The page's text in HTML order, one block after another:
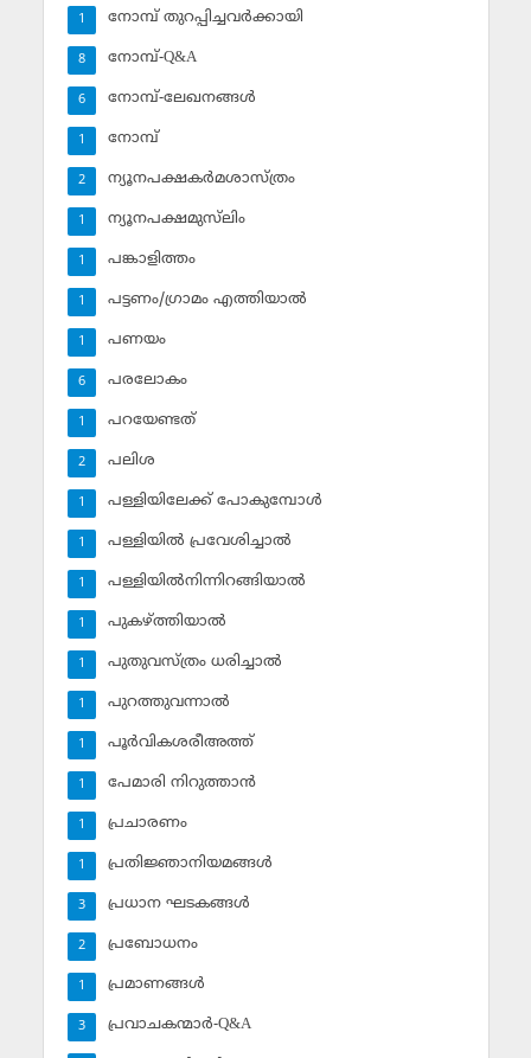
നോമ്പ് തുറപ്പിച്ചവര്‍ക്കായി
1
നോമ്പ്-Q&A
8
നോമ്പ്-ലേഖനങ്ങള്‍
6
നോമ്പ്‌
1
ന്യൂനപക്ഷകര്‍മശാസ്ത്രം
2
ന്യൂനപക്ഷമുസ്‌ലിം
1
പങ്കാളിത്തം
1
പട്ടണം/ഗ്രാമം എത്തിയാല്‍
1
പണയം
1
പരലോകം
6
പറയേണ്ടത്
1
പലിശ
2
പള്ളിയിലേക്ക് പോകുമ്പോള്‍
1
പള്ളിയില്‍ പ്രവേശിച്ചാല്‍
1
പള്ളിയില്‍നിന്നിറങ്ങിയാല്‍
1
പുകഴ്ത്തിയാല്‍
1
പുതുവസ്ത്രം ധരിച്ചാല്‍
1
പുറത്തുവന്നാല്‍
1
പൂര്‍വികശരീഅത്ത്
1
പേമാരി നിറുത്താന്‍
1
പ്രചാരണം
1
പ്രതിജ്ഞാനിയമങ്ങള്‍
1
പ്രധാന ഘടകങ്ങള്‍
3
പ്രബോധനം
2
പ്രമാണങ്ങള്‍
1
പ്രവാചകന്മാര്‍-Q&A
3